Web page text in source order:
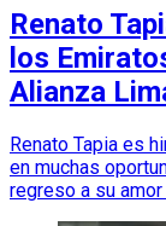
Renato
los
Alianza
Renato Tapia es
en muchas
regreso a su amor